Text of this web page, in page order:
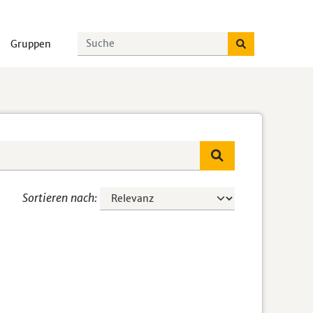
Gruppen
Sortieren nach